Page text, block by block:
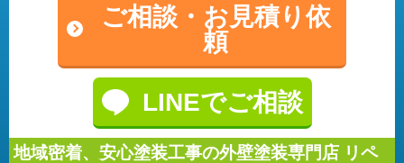
ご相談・ お見積り依
頼
LINEでご相談
地域密着、安心塗装工事の外壁塗装専門店 リペ